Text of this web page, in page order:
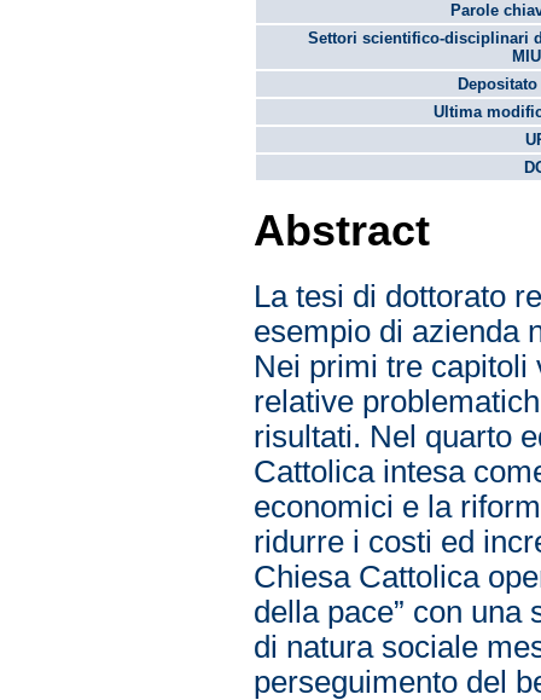
Parole
Settori scientifico-disciplinari
Ultima
Abstract
La tesi di dottorato
esempio di azienda
Nei primi tre capitoli
relative
risultati. Nel quarto
Cattolica intesa
economici e la
ridurre i costi ed
Chiesa Cattolica
della pace” con
di natura sociale
perseguimento del